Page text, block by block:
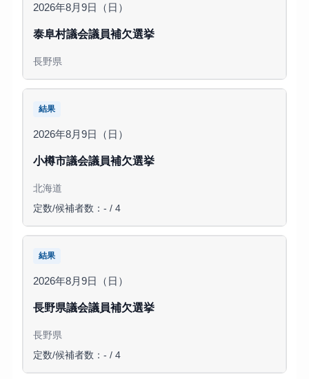
2026年8月9日（日）
泰阜村議会議員補欠選挙
長野県
結果
2026年8月9日（日）
小樽市議会議員補欠選挙
北海道
定数/候補者数：- / 4
結果
2026年8月9日（日）
長野県議会議員補欠選挙
長野県
定数/候補者数：- / 4